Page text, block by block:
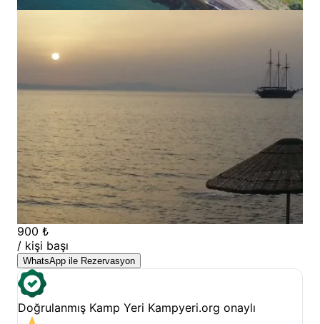
900 ₺
/ kişi başı
WhatsApp ile Rezervasyon
Doğrulanmış Kamp Yeri Kampyeri.org onaylı